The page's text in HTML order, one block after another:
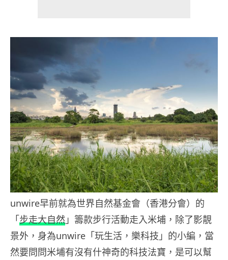
unwire早前就為世界自然基金會（香港分會）的
「步走大自然 」籌款步行活動走入米埔，除了影靚
景外，身為unwire「玩生活，樂科技」的小編，當
然要問問米埔有沒有什神奇的科技法寶，是可以幫